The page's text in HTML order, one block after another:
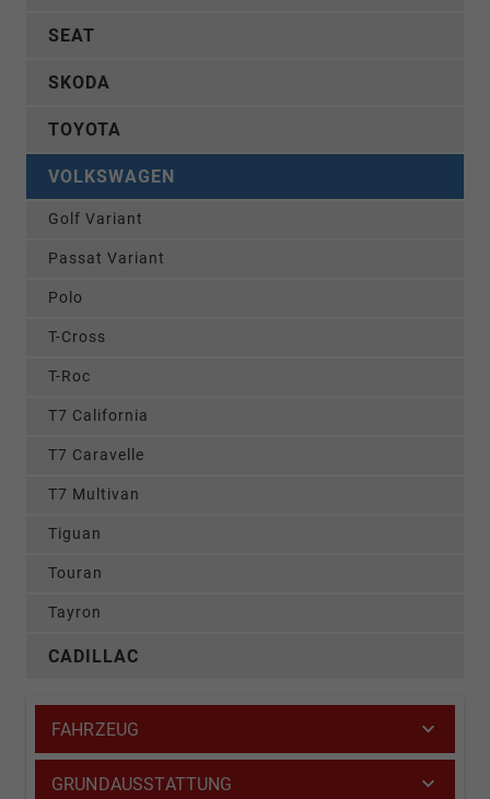
SEAT
SKODA
TOYOTA
VOLKSWAGEN
Golf Variant
Passat Variant
Polo
T-Cross
T-Roc
T7 California
T7 Caravelle
T7 Multivan
Tiguan
Touran
Tayron
CADILLAC
FAHRZEUG
GRUNDAUSSTATTUNG